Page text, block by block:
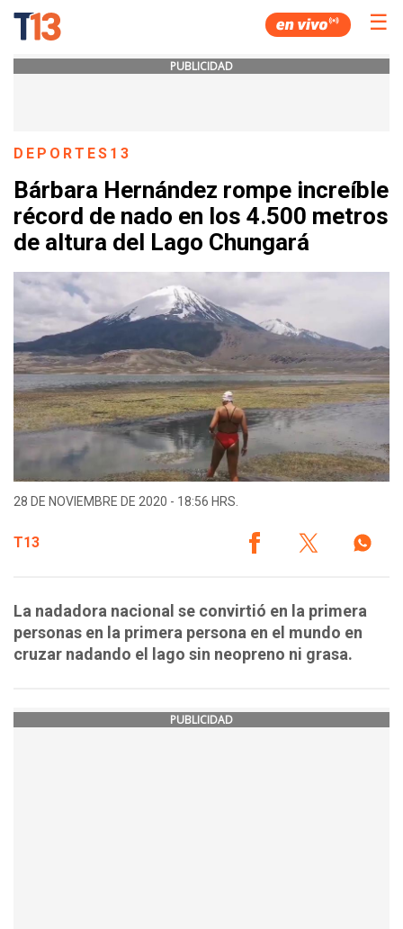
☰
PUBLICIDAD
DEPORTES13
Bárbara Hernández rompe increíble
récord de nado en los 4.500 metros
de altura del Lago Chungará
28 DE NOVIEMBRE DE 2020 - 18:56 HRS.
T13
La nadadora nacional se convirtió en la primera
personas en la primera persona en el mundo en
cruzar nadando el lago sin neopreno ni grasa.
PUBLICIDAD